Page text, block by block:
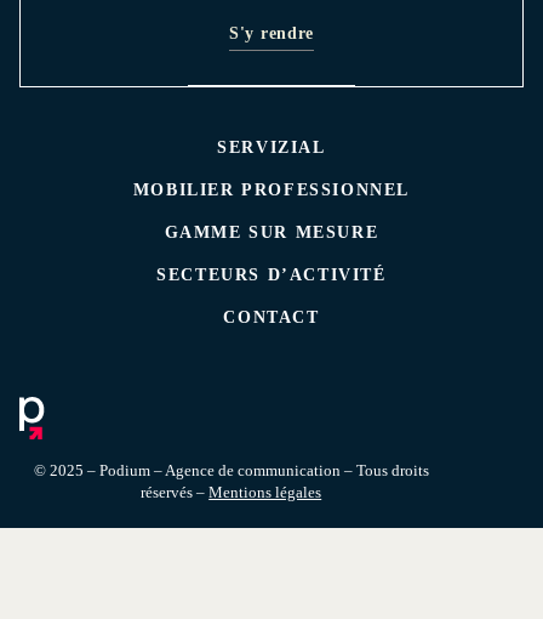
S'y rendre
SERVIZIAL
MOBILIER PROFESSIONNEL
GAMME SUR MESURE
SECTEURS D’ACTIVITÉ
CONTACT
© 2025 – Podium – Agence de communication – Tous droits
réservés –Mentions légales